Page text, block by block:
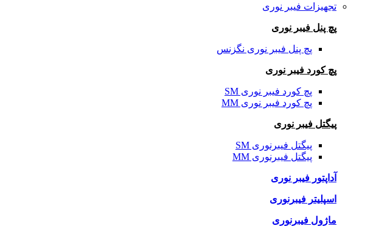
تجهیزات فیبر نوری
پچ پنل فیبر نوری
پچ پنل فیبر نوری نگزنس
پچ کورد فیبر نوری
پچ کورد فیبر نوری SM
پچ کورد فیبر نوری MM
پیگتل فیبر نوری
پیگتل فیبرنوری SM
پیگتل فیبرنوری MM
آداپتور فیبر نوری
اسپلیتر فیبرنوری
ماژول فیبرنوری